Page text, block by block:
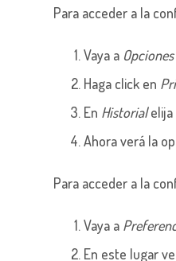
Para acceder a la
Vaya a Opciones
Haga click en
En Historialelija
Ahora verá la
Para acceder a la
Vaya a
En este lugar